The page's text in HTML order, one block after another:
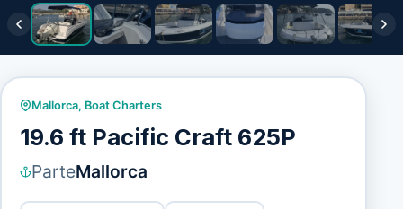
Mallorca, Boat Charters
19.6 ft Pacific Craft 625P
ParteMallorca